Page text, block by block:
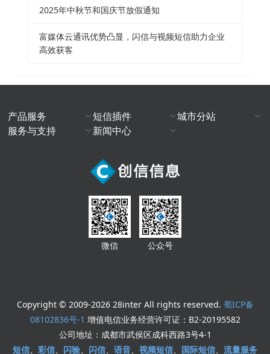
2025年中秋节和国庆节放假通知
富媒体云通讯优势凸显，闪信与视频短信助力企业
高效获客
产品服务 短信插件
城市分站
服务与支持
新闻中心
微信 公众号
Copyright © 2009-2026 28inter All rights reserved. 蜀ICP备
08102836号-1 增值电信业务经营许可证：B2-20195582
公司地址：成都市武侯区成科西路3号4-1
短信
彩信 闪验 闪信 语音 视频短信 国际短信 流量服务